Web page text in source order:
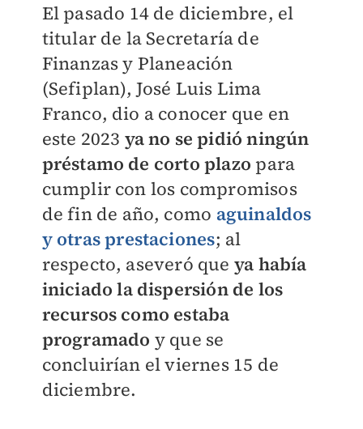
El pasado 14 de diciembre, el
titular de la Secretaría de
Finanzas y Planeación
(Sefiplan), José Luis Lima
Franco, dio a conocer que en
este 2023 ya no se pidió ningún
préstamo de corto plazo para
cumplir con los compromisos
de fin de año, como aguinaldos
y otras prestaciones; al
respecto, aseveró que ya había
iniciado la dispersión de los
recursos como estaba
programado y que se
concluirían el viernes 15 de
diciembre.